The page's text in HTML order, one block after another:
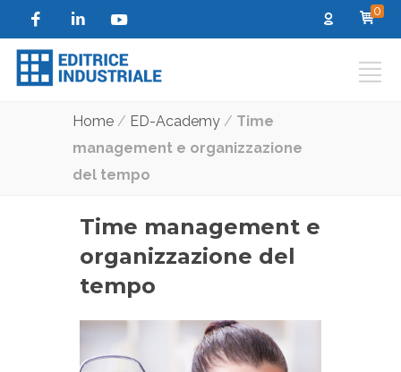
0
Home / ED-Academy / Time
management e organizzazione
del tempo
Time management e
organizzazione del
tempo